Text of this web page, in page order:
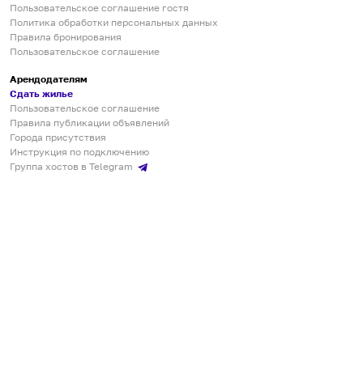
Пользовательское соглашение гостя
Политика обработки персональных данных
Правила бронирования
Пользовательское соглашение
Арендодателям
Сдать жилье
Пользовательское соглашение
Правила публикации объявлений
Города присутствия
Инструкция по подключению
Группа хостов в Telegram